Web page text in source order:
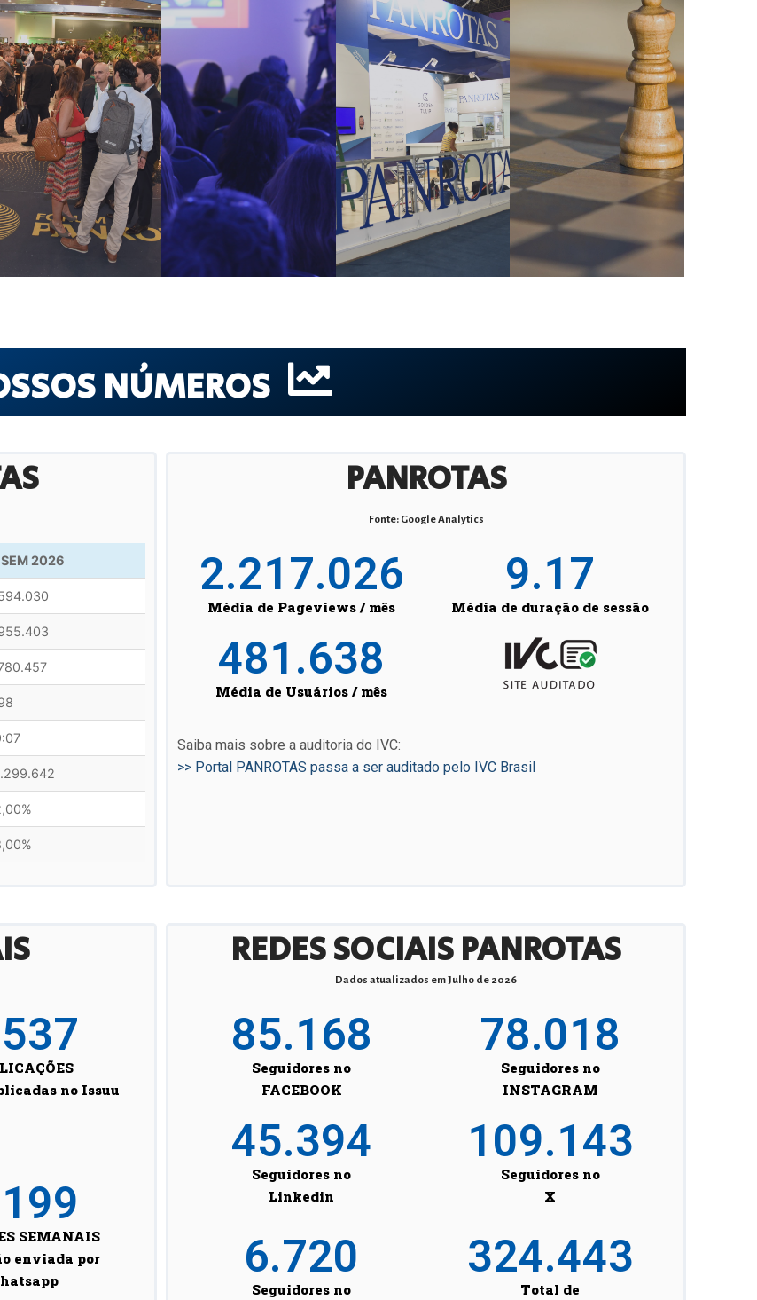
NÚMEROS
SEM 2026
PANROTAS
Fonte: Google Analytics
2.217.026
Média de Pageviews / mês
9.17
Média de duração de sessão
481.638
Média de Usuários / mês
Saiba mais sobre a auditoria do IVC:
>> Portal PANROTAS passa a ser auditado pelo IVC Brasil
no Issuu
SEMANAIS
enviada por
REDES SOCIAIS PANROTAS
Dados atualizados em Julho de 2026
85.168
Seguidores no
FACEBOOK
78.018
Seguidores no
INSTAGRAM
45.394
Seguidores no
Linkedin
109.143
Seguidores no
X
6.720
Seguidores no
324.443
Total de